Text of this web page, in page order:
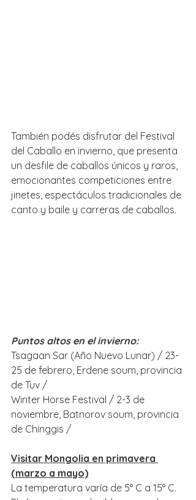
También podés disfrutar del Festival
del Caballo en invierno, que presenta
un desfile de caballos únicos y raros,
emocionantes competiciones entre
jinetes, espectáculos tradicionales de
canto y baile y carreras de caballos.
Puntos altos en el invierno:
Tsagaan Sar (Año Nuevo Lunar) / 23-
25 ​​de febrero, Erdene soum, provincia
de Tuv /
Winter Horse Festival / 2-3 de
noviembre, Batnorov soum, provincia
de Chinggis /
Visitar Mongolia en primavera
(marzo a mayo)
La temperatura varía de 5° C a 15° C.